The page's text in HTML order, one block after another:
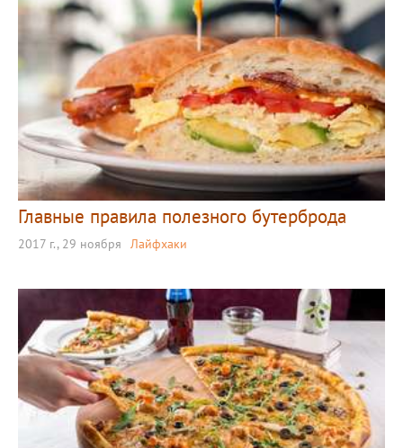
Главные правила полезного бутерброда
2017 г., 29 ноября Лайфхаки